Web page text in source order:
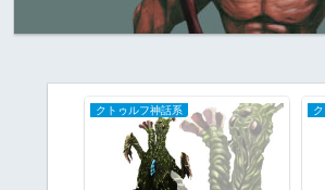
クトゥルフ神話系